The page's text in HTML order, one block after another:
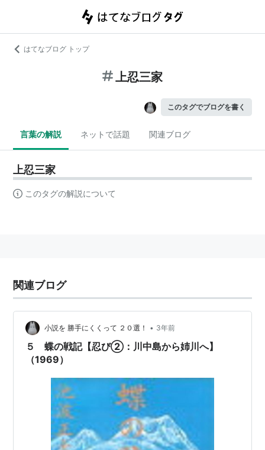
はてなブログ トップ
上忍三家
このタグでブログを書く
言葉の解説 ネットで話題 関連ブログ
上忍三家
このタグの解説について
関連ブログ
小説を 勝手にくくって ２０選！ • 3年前
５ 蝶の戦記【忍び②：川中島から姉川へ】
（1969）